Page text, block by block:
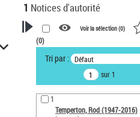
1 Notices d'autorité
VOTRE RECHERCHE
Recherche avancée dans les
notices d’autorité
Œuvres liées à l'auteur :
Temperton, Rod (1947-2016)
Voir la sélection (0)
(0)
Tri par : Défaut
sur 1
1
Temperton, Rod (1947-2016)